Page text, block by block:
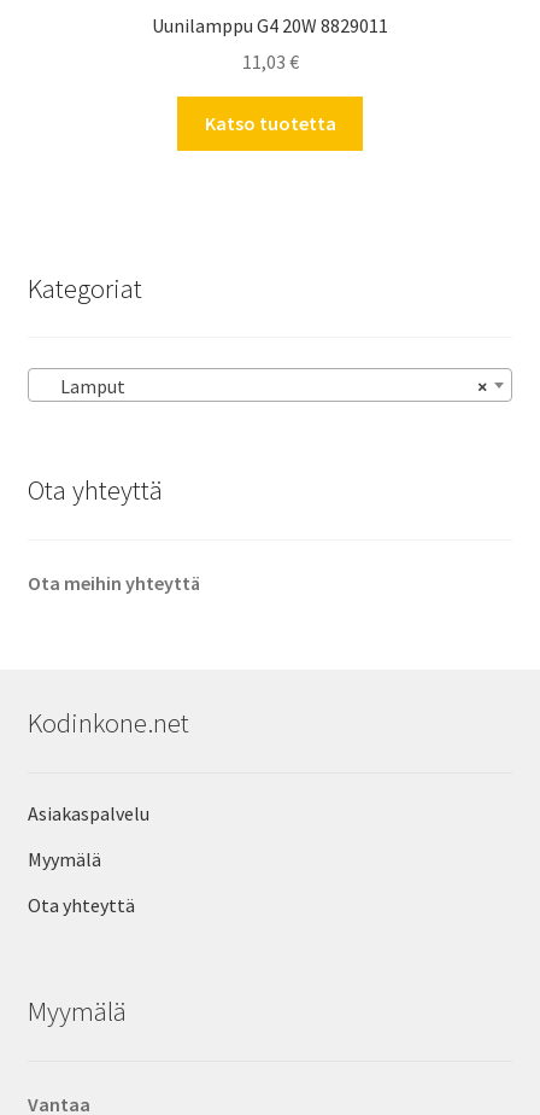
Uunilamppu G4 20W 8829011
11,03 €
Katso tuotetta
Kategoriat
×
Lamput
Ota yhteyttä
Ota meihin yhteyttä
Kodinkone.net
Asiakaspalvelu
Myymälä
Ota yhteyttä
Myymälä
Vantaa